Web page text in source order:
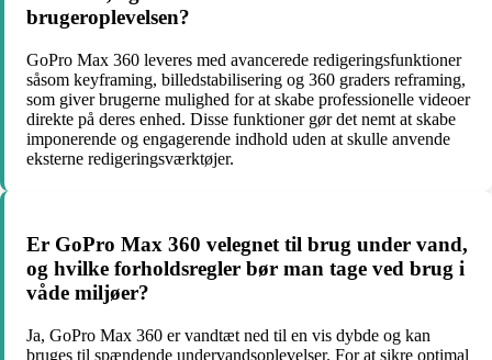
brugeroplevelsen?
GoPro Max 360 leveres med avancerede redigeringsfunktioner
såsom keyframing, billedstabilisering og 360 graders reframing,
som giver brugerne mulighed for at skabe professionelle videoer
direkte på deres enhed. Disse funktioner gør det nemt at skabe
imponerende og engagerende indhold uden at skulle anvende
eksterne redigeringsværktøjer.
Er GoPro Max 360 velegnet til brug under vand,
og hvilke forholdsregler bør man tage ved brug i
våde miljøer?
Ja, GoPro Max 360 er vandtæt ned til en vis dybde og kan
bruges til spændende undervandsoplevelser. For at sikre optimal